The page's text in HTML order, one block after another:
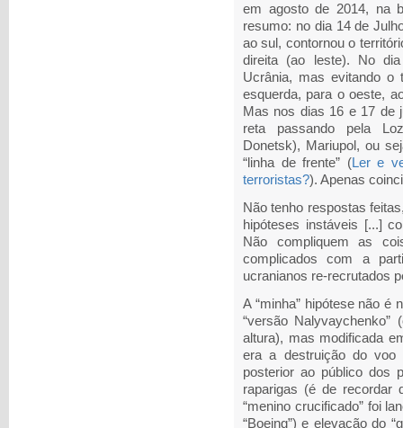
em agosto de 2014, na
resumo: no dia 14 de
ao sul, contornou o
direita (ao leste). No
Ucrânia, mas evitando o
esquerda, para o oeste,
Mas nos dias 16 e 17 de
reta passando pela
Donetsk), Mariupol, ou
“linha de frente” (Ler e
terroristas?). Apenas
Não tenho respostas
hipóteses instáveis [...]
Não compliquem as
complicados com a
ucranianos re-recrutados
A “minha” hipótese não é
“versão
altura), mas modificada
era a destruição do voo
posterior ao público dos
raparigas (é de recordar
“menino crucificado” foi
“Boeing”) e elevação do